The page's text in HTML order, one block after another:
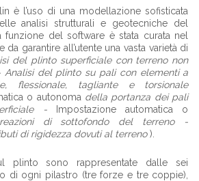
è l’uso di una modellazione sofisticata
analisi strutturali e geotecniche del
funzione del software è stata curata nel
garantire all’utente una vasta varietà di
del plinto superficiale con terreno non
Analisi del plinto su pali con elementi a
flessionale, tagliante e torsionale
o autonoma della portanza dei pali
-Impostazione automatica o
di sottofondo del terreno -
di rigidezza dovuti al terreno).
plinto sono rappresentate dalle sei
di ogni pilastro (tre forze e tre coppie),